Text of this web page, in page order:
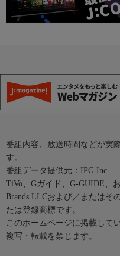
番組内容、放送時間などが実
す。
番組データ提供元：IPG Inc.
TiVo、Gガイド、G-GUIDE、
Brands LLCおよび／またはそ
たは登録商標です。
このホームページに掲載して
複写・転載を禁じます。